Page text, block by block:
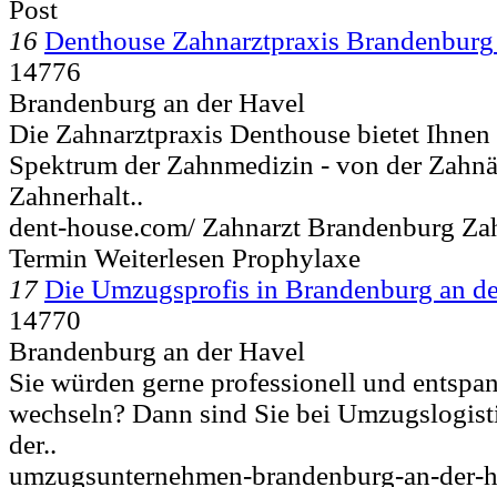
Post
16 Denthouse Zahnarztpraxis Brandenburg
14776
Brandenburg an der Havel
Die Zahnarztpraxis Denthouse bietet Ihnen
Spektrum der Zahnmedizin - von der
Zahnerhalt..
dent-house.com/ Zahnarzt Brandenburg
Termin Weiterlesen Prophylaxe
17 Die Umzugsprofis in Brandenburg an
14770
Brandenburg an der Havel
Sie würden gerne professionell und
wechseln? Dann sind Sie bei
der..
umzugsunternehmen-brandenburg-an-der-